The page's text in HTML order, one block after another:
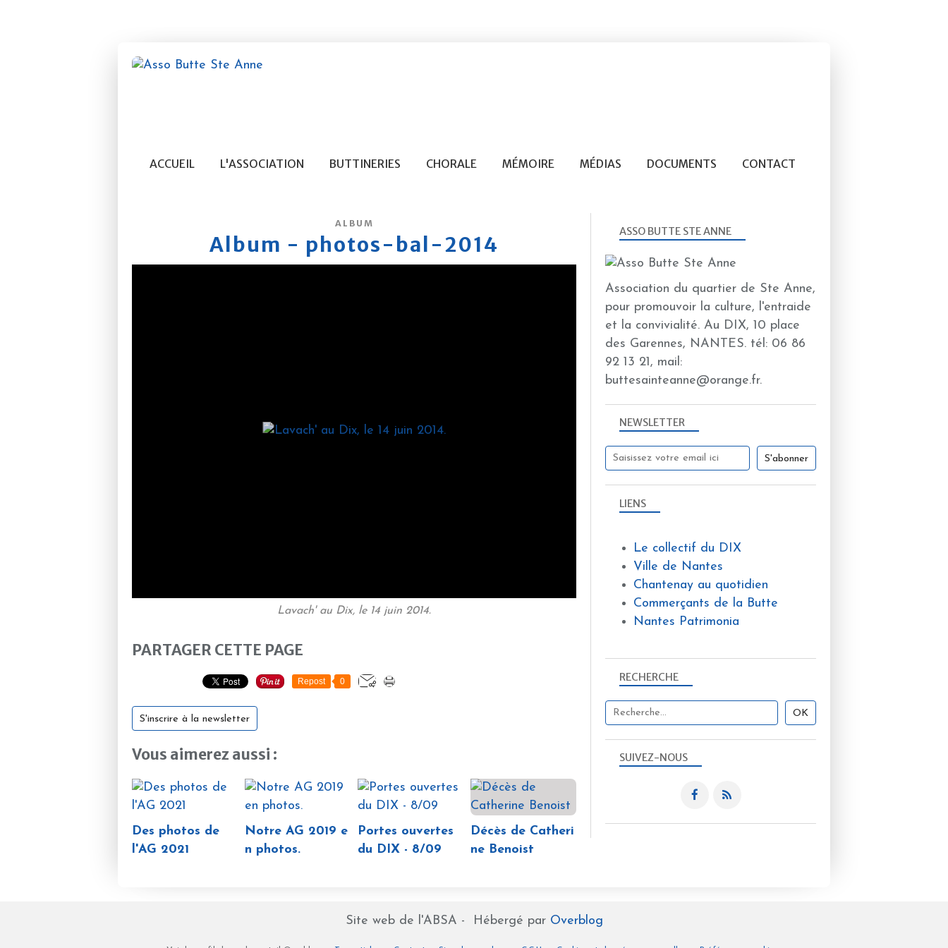
ACCUEIL L'ASSOCIATION BUTTINERIES CHORALE MÉMOIRE MÉDIAS DOCUMENTS CONTACT
ALBUM
Album - photos-bal-2014
Lavach' au Dix, le 14 juin 2014.
PARTAGER CETTE PAGE
Repost 0
S'inscrire à la newsletter
Vous aimerez aussi :
Des photos de
l'AG 2021
Notre AG 2019 e
n photos.
Portes ouvertes
du DIX - 8/09
Décès de Catheri
ne Benoist
NEWSLETTER
SUIVEZ-NOUS
RECHERCHE
ASSO BUTTE STE ANNE
Association du quartier de Ste Anne,
pour promouvoir la culture, l'entraide
et la convivialité. Au DIX, 10 place
des Garennes, NANTES. tél: 06 86
92 13 21, mail:
buttesainteanne@orange.fr.
LIENS
Le collectif du DIX
Ville de Nantes
Chantenay au quotidien
Commerçants de la Butte
Nantes Patrimonia
Site web de l'ABSA - Hébergé par Overblog